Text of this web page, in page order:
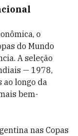
o
do Mundo
A seleção
— 1978,
ao longo da
bem-
nas Copas